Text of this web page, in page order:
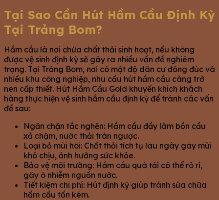
Tại Sao Cần Hút Hầm Cầu Định Kỳ
Tại Trảng Bom?
Hầm cầu là nơi chứa chất thải sinh hoạt, nếu không
được vệ sinh định kỳ sẽ gây ra nhiều vấn đề nghiêm
trọng. Tại Trảng Bom, nơi có mật độ dân cư đông đúc và
nhiều khu công nghiệp, nhu cầu hút hầm cầu càng trở
nên cấp thiết. Hút Hầm Cầu Gold khuyến khích khách
hàng thực hiện vệ sinh hầm cầu định kỳ để tránh các vấn
đề sau:
Ngăn chặn tắc nghẽn: Hầm cầu đầy làm bồn cầu
xả chậm, nước thải tràn ngược.
Loại bỏ mùi hôi: Chất thải tích tụ lâu ngày gây mùi
khó chịu, ảnh hưởng sức khỏe.
Bảo vệ môi trường: Hầm cầu quá tải có thể rò rỉ,
gây ô nhiễm nguồn nước.
Tiết kiệm chi phí: Hút định kỳ giúp tránh sửa chữa
hầm cầu tốn kém.